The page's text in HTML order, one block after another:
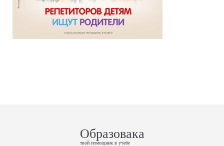
Образовака
твой помощник в учебе